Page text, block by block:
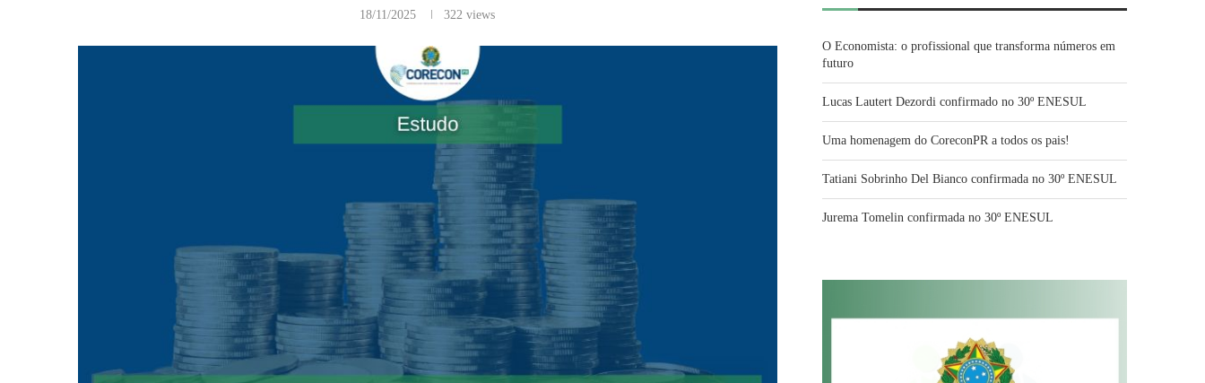
18/11/2025 322 views
O Economista: o profissional que transforma números em
futuro
Lucas Lautert Dezordi confirmado no 30º ENESUL
Uma homenagem do CoreconPR a todos os pais!
Tatiani Sobrinho Del Bianco confirmada no 30º ENESUL
Jurema Tomelin confirmada no 30º ENESUL